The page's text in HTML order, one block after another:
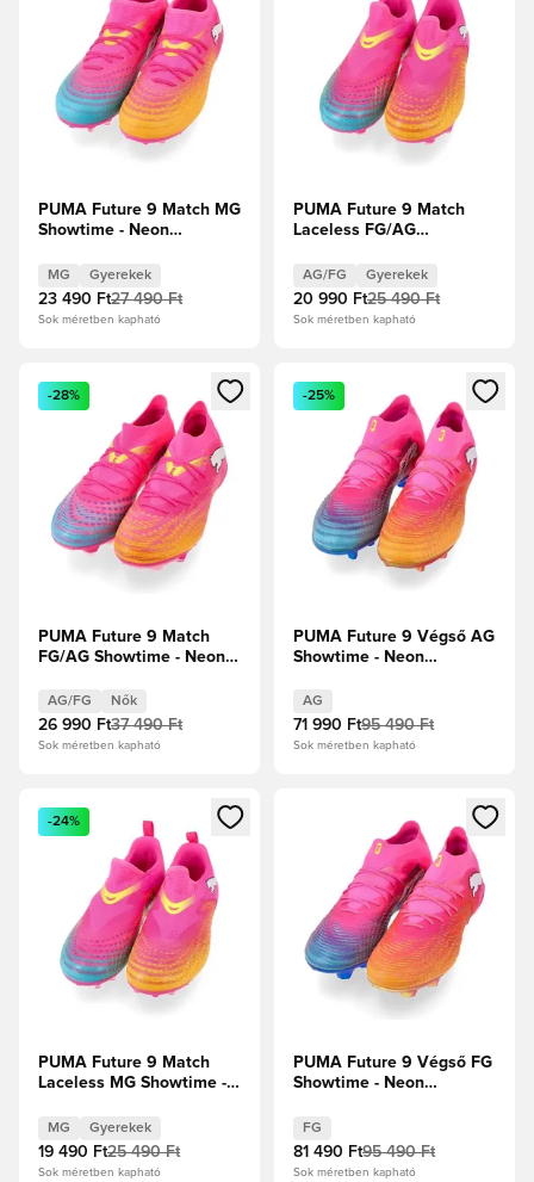
PUMA Future 9 Match MG
Showtime - Neon
Élénk türkiz/PUMA Fehér
Gyerek
MG Gyerekek
23 490 Ft27 490 Ft
Sok méretben kapható
PUMA Future 9 Match
Laceless FG/AG
rózsaszín/Sun Stream/
Élénk türkiz/PUMA Fehér
Gyerek
AG/FG Gyerekek
20 990 Ft25 490 Ft
Sok méretben kapható
Megnyit egy modált a bejelentkezéshez vagy a tagként
-28%
PUMA Future 9 Match
FG/AG Showtime - Neon
Élénk türkiz/PUMA Fehér
Női
AG/FG Nők
26 990 Ft37 490 Ft
Sok méretben kapható
Megnyit egy modált a
-25%
PUMA Future 9 Végső AG
Showtime - Neon
Élénk türkiz/PUMA Fehér
AG
71 990 Ft95 490 Ft
Sok méretben kapható
Megnyit egy modált a bejelentkezéshez vagy a tagként
-24%
PUMA Future 9 Match
Laceless MG Showtime -
Stream/Élénk
türkiz/PUMA Fehér
Gyerek
MG Gyerekek
19 490 Ft25 490 Ft
Sok méretben kapható
Megnyit egy modált a
PUMA Future 9 Végső FG
Showtime - Neon
Élénk türkiz/PUMA Fehér
FG
81 490 Ft95 490 Ft
Sok méretben kapható